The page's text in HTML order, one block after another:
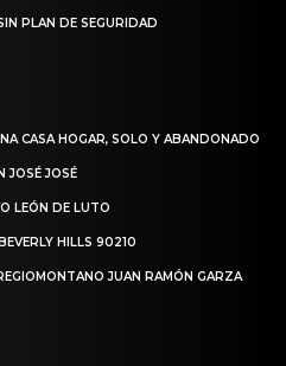
PLAN DE SEGURIDAD
CASA HOGAR, SOLO Y ABANDONADO
JOSÉ JOSÉ
LEÓN DE LUTO
HILLS 90210
JUAN RAMÓN GARZA